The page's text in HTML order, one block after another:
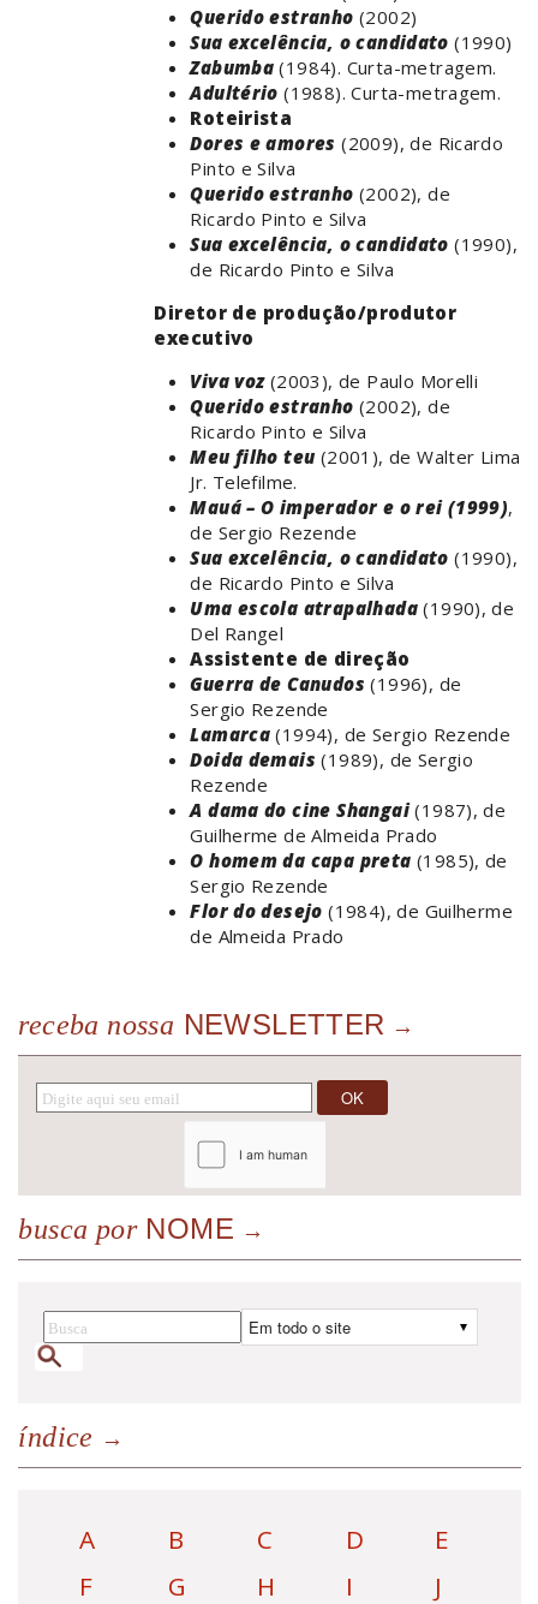
Querido estranho (2002)
Sua excelência, o candidato (1990)
Zabumba (1984). Curta-metragem.
Adultério (1988). Curta-metragem.
Roteirista
Dores e amores (2009), de Ricardo
Pinto e Silva
Querido estranho (2002), de
Ricardo Pinto e Silva
Sua excelência, o candidato (1990),
de Ricardo Pinto e Silva
Diretor de produção/produtor
executivo
Viva voz(2003), de Paulo Morelli
Querido estranho (2002), de
Ricardo Pinto e Silva
Meu filho teu (2001), de Walter Lima
Jr. Telefilme.
Mauá – O imperador e o rei (1999),
de Sergio Rezende
Sua excelência, o candidato (1990),
de Ricardo Pinto e Silva
Uma escola atrapalhada(1990), de
Del Rangel
Assistente de direção
Guerra de Canudos (1996), de
Sergio Rezende
Lamarca (1994), de Sergio Rezende
Doida demais (1989), de Sergio
Rezende
A dama do cine Shangai(1987), de
Guilherme de Almeida Prado
O homem da capa preta (1985), de
Sergio Rezende
Flor do desejo (1984), de Guilherme
de Almeida Prado
receba nossa NEWSLETTER
busca porNOME
índice
A B C D
E
F
G H I
J